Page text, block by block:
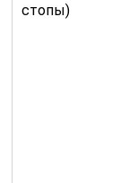
стопы)